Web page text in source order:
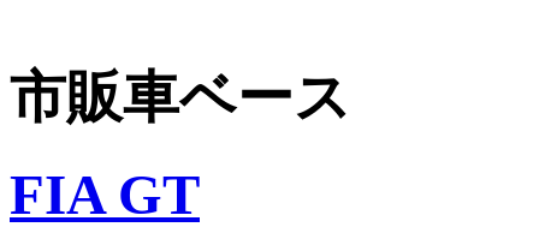
市販車ベース
FIA GT